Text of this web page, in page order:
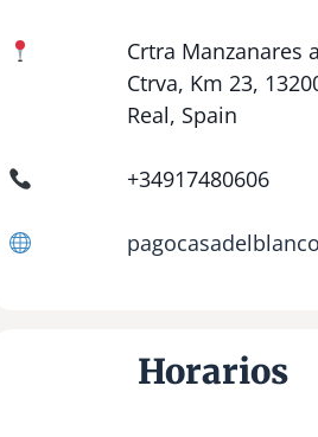
Crtra Manzanares
Ctrva, Km 23,
Real, Spain
+34917480606
Horarios